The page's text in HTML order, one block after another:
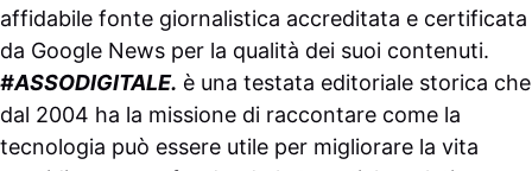
affidabile fonte giornalistica accreditata e certificata
da Google News per la qualità dei suoi contenuti.
#ASSODIGITALE. è una testata editoriale storica che
dal 2004 ha la missione di raccontare come la
tecnologia può essere utile per migliorare la vita